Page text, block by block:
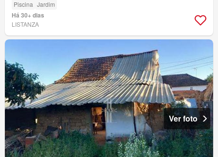
Piscina Jardim
Há 30+ dias
LISTANZA
Ver foto